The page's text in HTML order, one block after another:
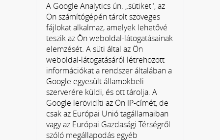
A Google Analytics ún. „sütiket", az
Ön számítógépén tárolt szöveges
fájlokat alkalmaz, amelyek lehetővé
teszik az Ön weboldal-látogatásainak
elemzését. A süti által az Ön
weboldal-látogatásáról létrehozott
információkat a rendszer általában a
Google egyesült államokbeli
szerverére küldi, és ott tárolja. A
Google lerövidíti az Ön IP-címét, de
csak az Európai Unió tagállamaiban
vagy az Európai Gazdasági Térségről
szóló megállapodás egyéb